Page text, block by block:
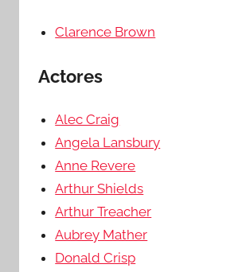
Clarence Brown
Actores
Alec Craig
Angela Lansbury
Anne Revere
Arthur Shields
Arthur Treacher
Aubrey Mather
Donald Crisp